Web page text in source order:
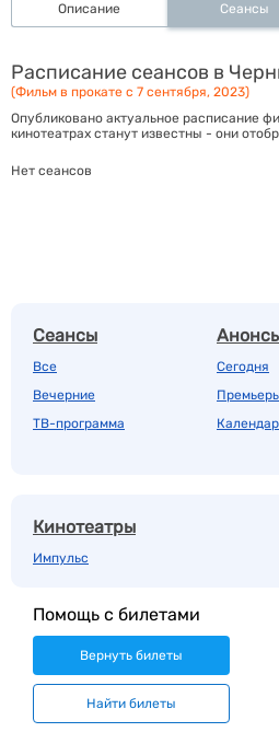
Описание Сеансы
Расписание сеансов в
(Фильм в прокате с 7 сентября, 2023)
Опубликовано актуальное расписание
кинотеатрах станут известны - они
Нет сеансов
Сеансы
Все
Вечерние
ТВ-программа
Сегодня
Кинотеатры
Импульс
Помощь с билетами
Вернуть билеты
Найти билеты